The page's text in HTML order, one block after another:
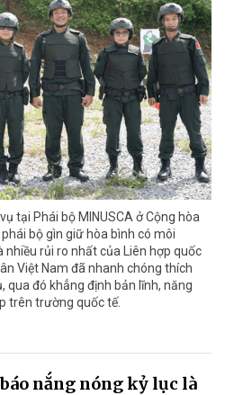
tại Phái bộ MINUSCA ở Cộng hòa
bộ gìn giữ hòa bình có môi
rủi ro nhất của Liên hợp quốc
Việt Nam đã nhanh chóng thích
qua đó khẳng định bản lĩnh, năng
trên trường quốc tế.
nắng nóng kỷ lục là